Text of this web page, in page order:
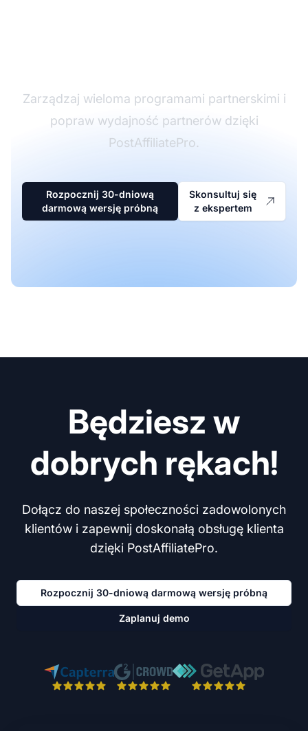
Zarządzaj wieloma programami partnerskimi i
popraw wydajność partnerów dzięki
PostAffiliatePro.
Rozpocznij 30-dniową
darmową wersję próbną
Skonsultuj się
z ekspertem
Będziesz w
dobrych rękach!
Dołącz do naszej społeczności zadowolonych
klientów i zapewnij doskonałą obsługę klienta
dzięki PostAffiliatePro.
Rozpocznij 30-dniową darmową wersję próbną
Zaplanuj demo